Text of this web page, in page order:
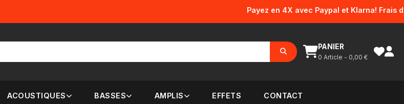
Payez en 4X avec Paypal et Klarna! Frais
PANIER
0 Article - 0,00 €
ACOUSTIQUES BASSES AMPLIS EFFETS CONTACT